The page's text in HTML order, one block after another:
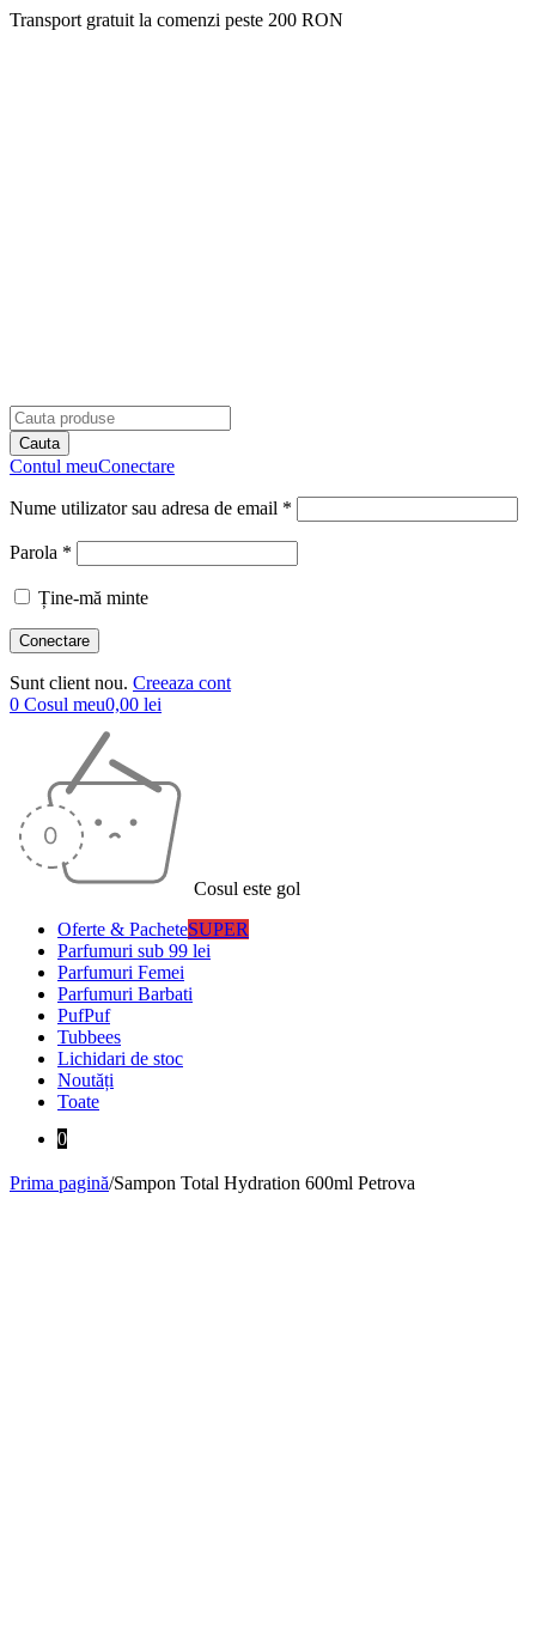
Transport gratuit la comenzi peste 200 RON
Contul meuConectare
Nume utilizator sau adresa de email *
Parola *
Ține-mă minte
Sunt client nou. Creeaza cont
0 Cosul meu0,00 lei
Cosul este gol
Oferte & PacheteSUPER
Parfumuri sub 99 lei
Parfumuri Femei
Parfumuri Barbati
PufPuf
Tubbees
Lichidari de stoc
Noutăți
Toate
0
Prima pagină/Sampon Total Hydration 600ml Petrova